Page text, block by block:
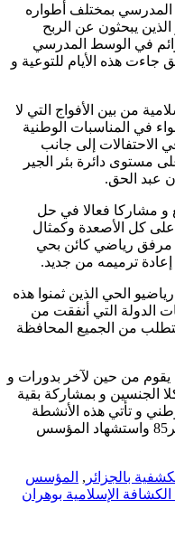
بمختلف أطواره
يبحثون عن الربح
في الوسط المدرسي
جاءت هذه الأيام للتوعية و
من بين الأفواج التي لا
في المناسبات الوطنية
الاحتفالات إلى جانب
مستوى دائرة بئر الجير
عبد الحق.
و مشاركا فعالا في حل
كل الأصعدة وكمثال
مرفق رياضي كائن بحي
ترميمه من جديد.
الحي الذين ثمنوا هذه
الدولة التي أنفقت من
يتطلب من الجميع المحافظة
من حين لآخر بدورات و
الجنسين و بمشاركة بقية
و تأتي هذه الأنشطة
تزامنا لتأسيس الحركة الكشفية بالجزائر85 واستشهاد المؤسس
, المؤسس
الإسلامية بوهران